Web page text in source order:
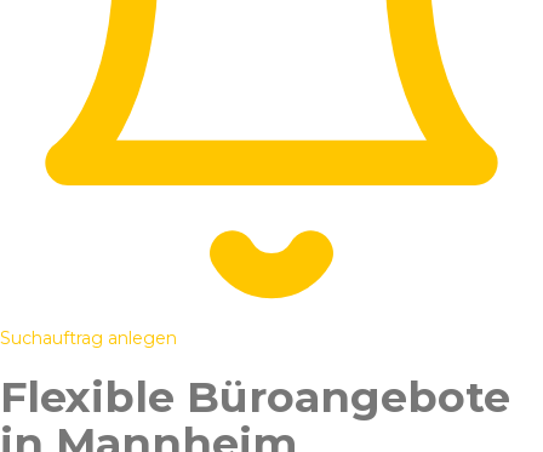
Suchauftrag anlegen
Flexible Büroangebote